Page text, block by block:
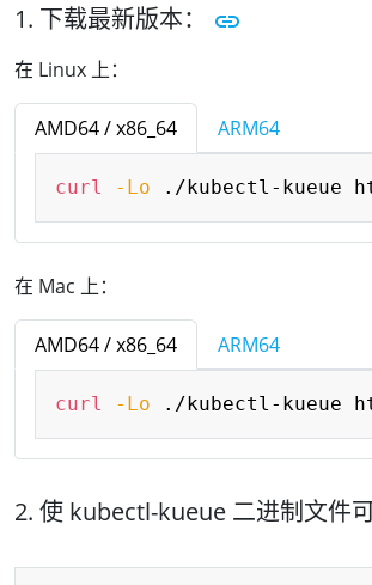
1. 下载最新版本：
在 Linux 上：
AMD64 / x86_64 ARM64
curl -Lo ./kubectl-kueue
在 Mac 上：
AMD64 / x86_64 ARM64
curl -Lo ./kubectl-kueue
2. 使 kubectl-kueue 二进制文件